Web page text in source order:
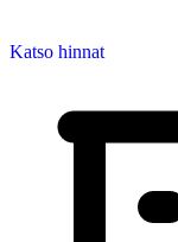
Katso hinnat